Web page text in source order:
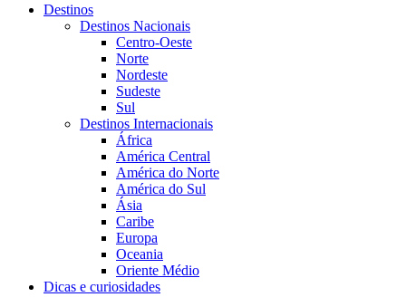
Destinos
Destinos Nacionais
Centro-Oeste
Norte
Nordeste
Sudeste
Sul
Destinos Internacionais
África
América Central
América do Norte
América do Sul
Ásia
Caribe
Europa
Oceania
Oriente Médio
Dicas e curiosidades